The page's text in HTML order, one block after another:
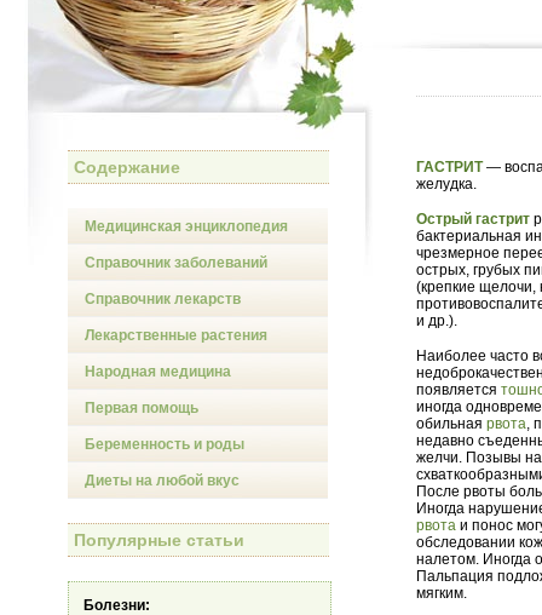
Содержание
Медицинская энциклопедия
Справочник заболеваний
Справочник лекарств
Лекарственные растения
Народная медицина
Первая помощь
Беременность и роды
Диеты на любой вкус
Популярные статьи
Болезни:
ГАСТРИТ—
желудка.
Острый гастрит
бактериальная
чрезмерное
острых, грубых
(крепкие щелочи,
и др.).
Наиболее часто
появляется
иногда
обильная рвота,
недавно
желчи. Позывы на
После рвоты
Иногда
рвота и понос
обследовании
налетом. Иногда
Пальпация
мягким.